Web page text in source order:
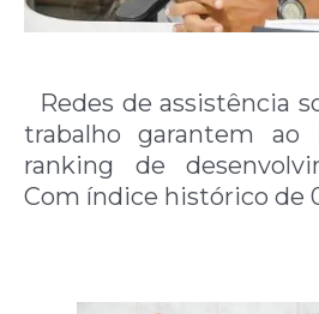
Redes de assistência
trabalho garantem
ranking de
Com índice histórico de